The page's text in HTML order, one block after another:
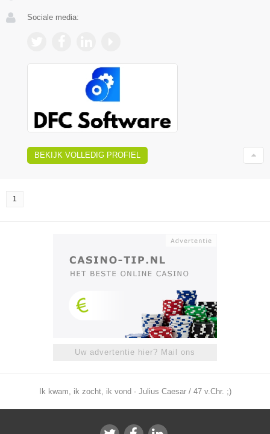
Sociale media:
BEKIJK VOLLEDIG PROFIEL
1
Uw advertentie hier? Mail ons
Ik kwam, ik zocht, ik vond - Julius Caesar / 47 v.Chr. ;)